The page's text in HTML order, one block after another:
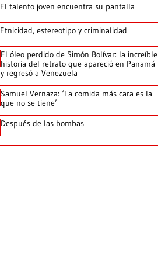
El talento joven encuentra su pantalla​
Etnicidad, estereotipo y criminalidad
El óleo perdido de Simón Bolívar: la increíble
historia del retrato que apareció en Panamá
y regresó a Venezuela
Samuel Vernaza: ‘La comida más cara es la
que no se tiene’
Después de las bombas